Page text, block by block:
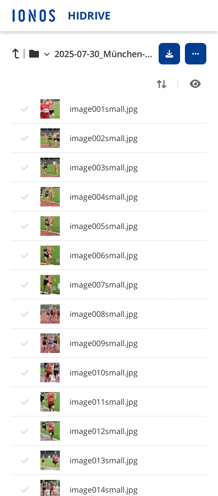
HIDRIVE
2025-07-30_München-Dante-ASF
image001small.jpg
image002small.jpg
image003small.jpg
image004small.jpg
image005small.jpg
image006small.jpg
image007small.jpg
image008small.jpg
image009small.jpg
image010small.jpg
image011small.jpg
image012small.jpg
image013small.jpg
image014small.jpg